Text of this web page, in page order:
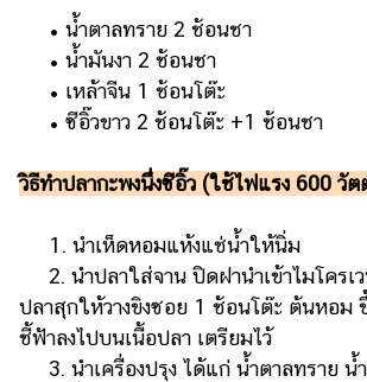
• น้ำตาลทราย 2 ช้อนชา
• น้ำมันงา 2 ช้อนชา
• เหล้าจีน 1 ช้อนโต๊ะ
• ซีอิ๊วขาว 2 ช้อนโต๊ะ +1 ช้อนชา
วิธีทำปลากะพงนึ่งซีอิ๊ว (ใช้ไฟแรง 600 วัต
1. นำเห็ดหอมแห้งแช่น้ำให้นิ่ม
2. นำปลาใส่จาน ปิดฝานำเข้าไมโครเ
ปลาสุกให้วางขิงซอย 1 ช้อนโต๊ะ ต้นหอม
ชี้ฟ้าลงไปบนเนื้อปลา เตรียมไว้
3. นำเครื่องปรุง ได้แก่ น้ำตาลทราย น้